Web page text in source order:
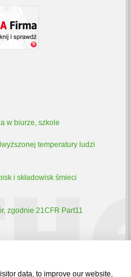
w biurze, szkole
temperatury ludzi
i składowisk śmieci
zgodnie 21CFR Part11
czego służy?
data, to improve our website,